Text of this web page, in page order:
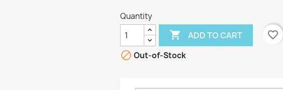
Quantity
 ADD TO CART
favorite_border
 Out-of-Stock